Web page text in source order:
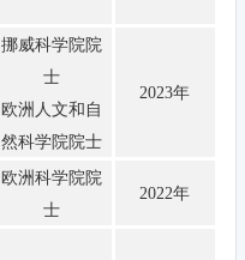
挪威科学院院
士
欧洲人文和自
然科学院院士
2023年
欧洲科学院院
士
2022年